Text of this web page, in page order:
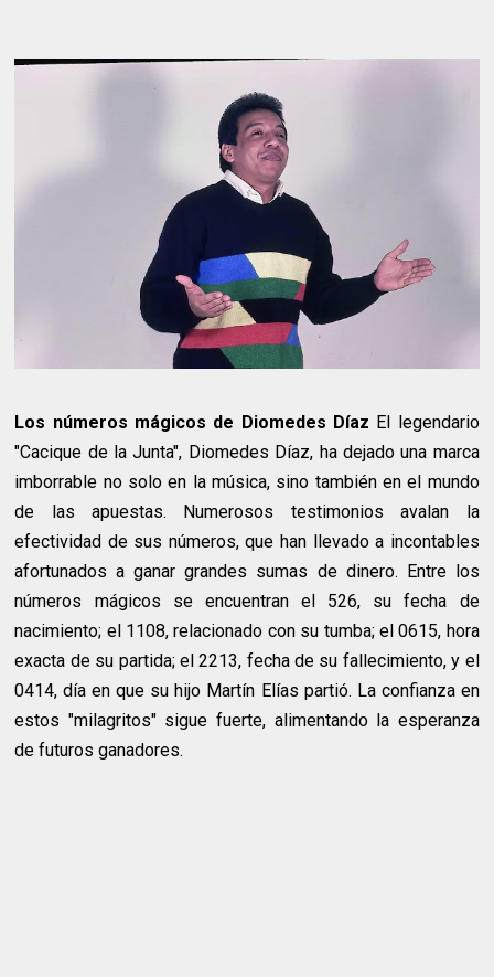
Los números mágicos de Diomedes Díaz El legendario
"Cacique de la Junta", Diomedes Díaz, ha dejado una marca
imborrable no solo en la música, sino también en el mundo
de las apuestas. Numerosos testimonios avalan la
efectividad de sus números, que han llevado a incontables
afortunados a ganar grandes sumas de dinero. Entre los
números mágicos se encuentran el 526, su fecha de
nacimiento; el 1108, relacionado con su tumba; el 0615, hora
exacta de su partida; el 2213, fecha de su fallecimiento, y el
0414, día en que su hijo Martín Elías partió. La confianza en
estos "milagritos" sigue fuerte, alimentando la esperanza
de futuros ganadores.